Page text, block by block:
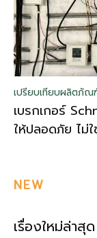
เปรียบเทียบผลิตภัณ
เบรกเกอร์
ให้ปลอดภัย ไม่
NEW
เรื่องใหม่ล่าสุด